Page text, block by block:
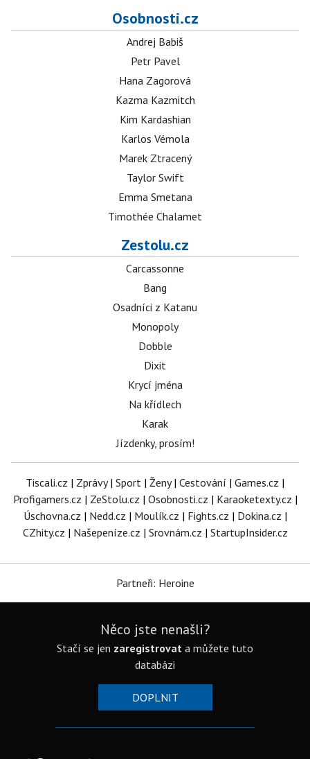
Osobnosti.cz
Andrej Babiš
Petr Pavel
Hana Zagorová
Kazma Kazmitch
Kim Kardashian
Karlos Vémola
Marek Ztracený
Taylor Swift
Emma Smetana
Timothée Chalamet
Zestolu.cz
Carcassonne
Bang
Osadníci z Katanu
Monopoly
Dobble
Dixit
Krycí jména
Na křídlech
Karak
Jízdenky, prosím!
Tiscali.cz | Zprávy| Sport | Ženy| Cestování | Games.cz |
Profigamers.cz | ZeStolu.cz | Osobnosti.cz | Karaoketexty.cz |
Úschovna.cz | Nedd.cz | Moulík.cz | Fights.cz | Dokina.cz |
CZhity.cz | Našepeníze.cz | Srovnám.cz | StartupInsider.cz
Partneři: Heroine
Něco jste nenašli?
Stačí se jen zaregistrovat a můžete tuto
databázi
DOPLNIT